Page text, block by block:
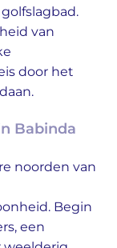
van
door het
Babinda
noorden van
Begin
een